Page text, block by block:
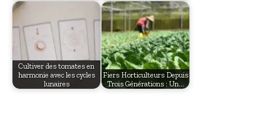
Cultiver des tomates en
harmonie avec les cycles
lunaires
Fiers Horticulteurs Depuis
Trois Générations : Un…